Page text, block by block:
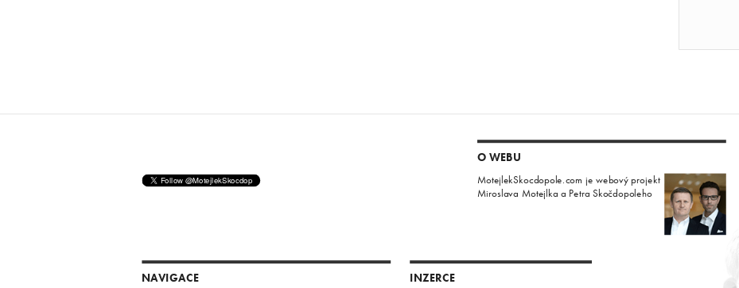
O WEBU
MotejlekSkocdopole.com je webový projekt
Miroslava Motejlka a Petra Skočdopoleho
NAVIGACE INZERCE